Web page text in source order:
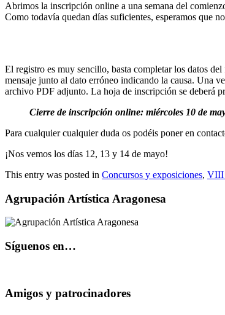
Abrimos la inscripción online a una semana del
Como todavía quedan días suficientes, esperamos que
El registro es muy sencillo, basta completar los datos
mensaje junto al dato erróneo indicando la causa. Una
archivo PDF adjunto. La hoja de inscripción se deberá
Cierre de inscripción online: miércoles 10 de
Para cualquier cualquier duda os podéis poner en
¡Nos vemos los días 12, 13 y 14 de mayo!
This entry was posted in Concursos y exposiciones, VIII
Agrupación Artística Aragonesa
Síguenos en…
Amigos y patrocinadores